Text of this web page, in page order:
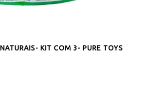
KIT COM 3- PURE TOYS